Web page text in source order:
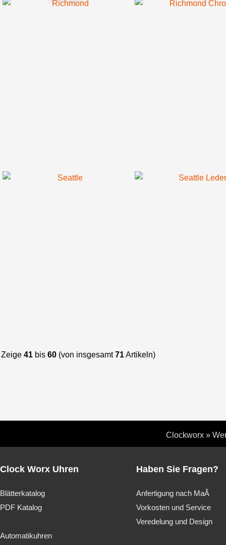
Zeige 41 bis 60 (von insgesamt71Artikeln)
Clockworx»
Clock Worx Uhren
Blätterkatalog
PDF Katalog
Automatikuhren
Haben Sie Fragen?
Anfertigung nach MaÃ
Vorkosten und Service
Veredelung und Design